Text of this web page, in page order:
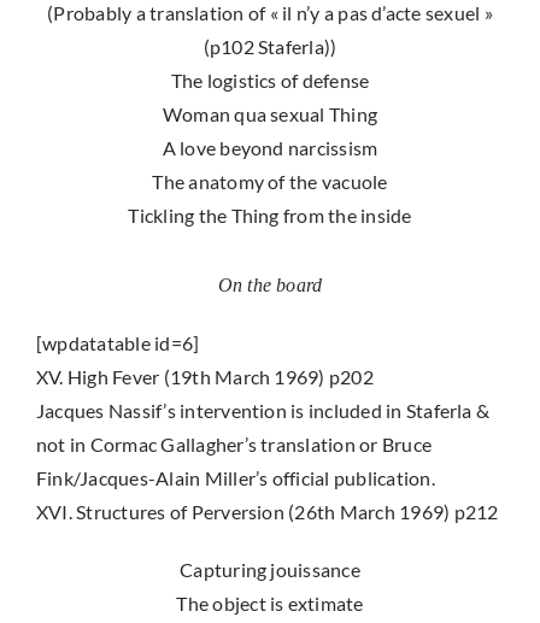
(Probably a translation of « il n’y a pas d’acte sexuel »
(p102 Staferla))
The logistics of defense
Woman qua sexual Thing
A love beyond narcissism
The anatomy of the vacuole
Tickling the Thing from the inside
On the board
[wpdatatable id=6]
XV. High Fever (19th March 1969) p202
Jacques Nassif’s intervention is included in Staferla &
not in Cormac Gallagher’s translation or Bruce
Fink/Jacques-Alain Miller’s official publication.
XVI. Structures of Perversion (26th March 1969) p212
Capturing jouissance
The object is extimate